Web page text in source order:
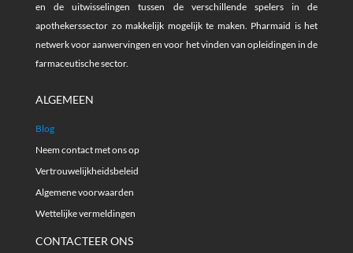
en de uitwisselingen tussen de verschillende spelers in de
apothekerssector zo makkelijk mogelijk te maken. Pharmaid is het
netwerk voor aanwervingen en voor het vinden van opleidingen in de
farmaceutische sector.
ALGEMEEN
Blog
Neem contact met ons op
Vertrouwelijkheidsbeleid
Algemene voorwaarden
Wettelijke vermeldingen
CONTACTEER ONS